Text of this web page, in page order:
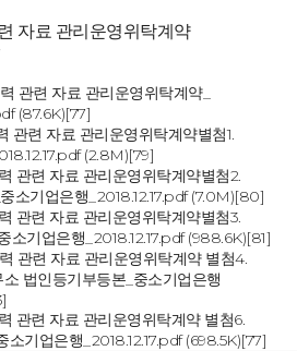
자료 관리운영위탁계약
관련 자료 관리운영위탁계약_
(87.6K)[77]
관련 자료 관리운영위탁계약별첨1.
(2.8M)[79]
관련 자료 관리운영위탁계약별첨2.
소기업은행_2018.12.17.pdf(7.0M)[80]
관련 자료 관리운영위탁계약별첨3.
소기업은행_2018.12.17.pdf(988.6K)[81]
관련 자료 관리운영위탁계약 별첨4.
법인등기부등본_중소기업은행
관련 자료 관리운영위탁계약 별첨6.
기업은행_2018.12.17.pdf(698.5K)[77]